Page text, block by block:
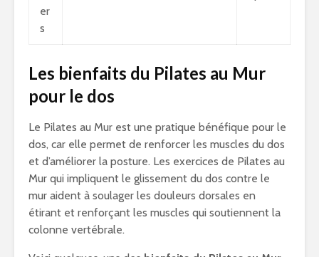
er
s
Les bienfaits du Pilates au Mur
pour le dos
Le Pilates au Mur est une pratique bénéfique pour le
dos, car elle permet de renforcer les muscles du dos
et d’améliorer la posture. Les exercices de Pilates au
Mur qui impliquent le glissement du dos contre le
mur aident à soulager les douleurs dorsales en
étirant et renforçant les muscles qui soutiennent la
colonne vertébrale.